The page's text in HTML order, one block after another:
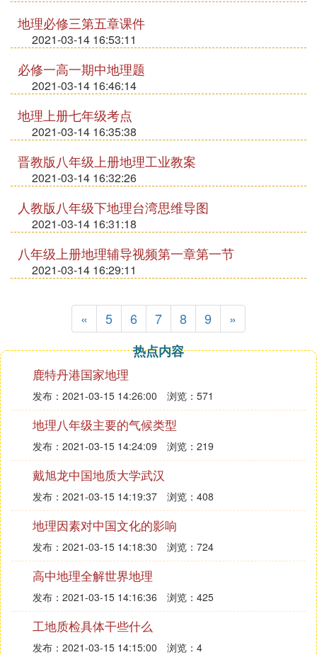
地理必修三第五章课件
2021-03-14 16:53:11
必修一高一期中地理题
2021-03-14 16:46:14
地理上册七年级考点
2021-03-14 16:35:38
晋教版八年级上册地理工业教案
2021-03-14 16:32:26
人教版八年级下地理台湾思维导图
2021-03-14 16:31:18
八年级上册地理辅导视频第一章第一节
2021-03-14 16:29:11
« 5 6 7 8 9
»
热点内容
鹿特丹港国家地理
发布：2021-03-15 14:26:00 浏览：571
地理八年级主要的气候类型
发布：2021-03-15 14:24:09 浏览：219
戴旭龙中国地质大学武汉
发布：2021-03-15 14:19:37 浏览：408
地理因素对中国文化的影响
发布：2021-03-15 14:18:30 浏览：724
高中地理全解世界地理
发布：2021-03-15 14:16:36 浏览：425
工地质检具体干些什么
发布：2021-03-15 14:15:00 浏览：4